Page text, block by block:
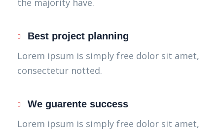
the majority have.
Best project planning
Lorem ipsum is simply free dolor sit amet,
consectetur notted.
We guarente success
Lorem ipsum is simply free dolor sit amet,